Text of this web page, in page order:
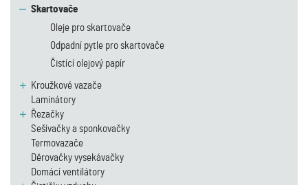
Skartovače
Oleje pro skartovače
Odpadní pytle pro skartovače
Čistící olejový papír
Kroužkové vazače
Laminátory
Řezačky
Sešívačky a sponkovačky
Termovazače
Děrovačky vysekávačky
Domácí ventilátory